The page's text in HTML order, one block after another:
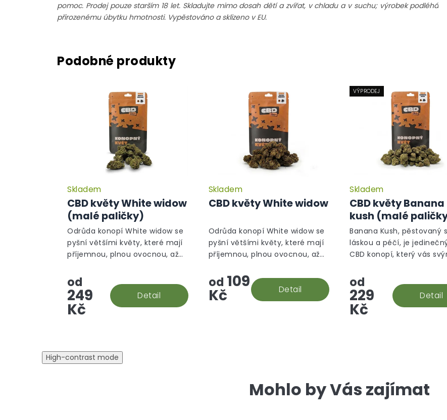
pomoc. Prodej pouze starším 18 let. Skladujte mimo dosah dětí a zvířat, v chladu a v suchu; výrobek podléhá
přirozenému úbytku hmotnosti. Vypěstováno a sklizeno v EU.
CBD květy White widow
(malé paličky)
Průměrné
hodnocení
produktu
hvězdiček.
Skladem
od
249
Kč
Detail
Odrůda konopí White widow se
pyšní většími květy, které mají
příjemnou, plnou ovocnou, až
výhodné verzi malé paličky!
CBD květy White widow
Průměrné
hodnocení
produktu
hvězdiček.
Skladem
od 109
Kč Detail
Odrůda konopí White widow se
pyšní většími květy, které mají
příjemnou, plnou ovocnou, až
VÝPRODEJ
CBD květy Banana
kush (malé
Skladem
od
229
Kč
Detail
Banana Kush, pěstovaný s
láskou a péčí, je
CBD konopí, který vás
oázy.
High-contrast mode
Mohlo by Vás zajímat